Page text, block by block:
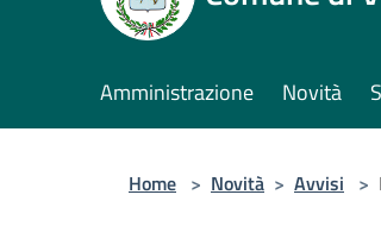
Amministrazione Novità
Home > Novità > Avvisi >